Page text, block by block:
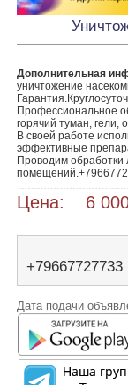
Дополнительная
уничтожение
Профессиональное
горячий туман, гели,
В своей работе
эффективные
Проводим
Цена: 6
+79667727733
Дата подачи